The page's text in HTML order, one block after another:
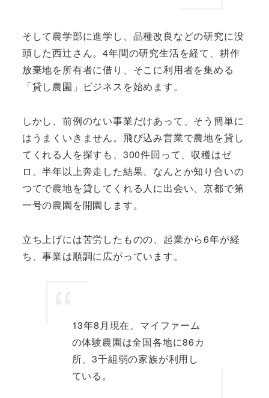
そして農学部に進学し、品種改良などの研究に没
頭した西辻さん。4年間の研究生活を経て、耕作
放棄地を所有者に借り、そこに利用者を集める
「貸し農園」ビジネスを始めます。
しかし、前例のない事業だけあって、そう簡単に
はうまくいきません。飛び込み営業で農地を貸し
てくれる人を探すも、300件回って、収穫はゼ
ロ。半年以上奔走した結果、なんとか知り合いの
つてで農地を貸してくれる人に出会い、京都で第
一号の農園を開園します。
立ち上げには苦労したものの、起業から6年が経
ち、事業は順調に広がっています。
13年8月現在、マイファーム
の体験農園は全国各地に86カ
所、3千組弱の家族が利用し
ている。